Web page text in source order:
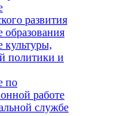
развития
образования
культуры,
политики и
по
работе
службе